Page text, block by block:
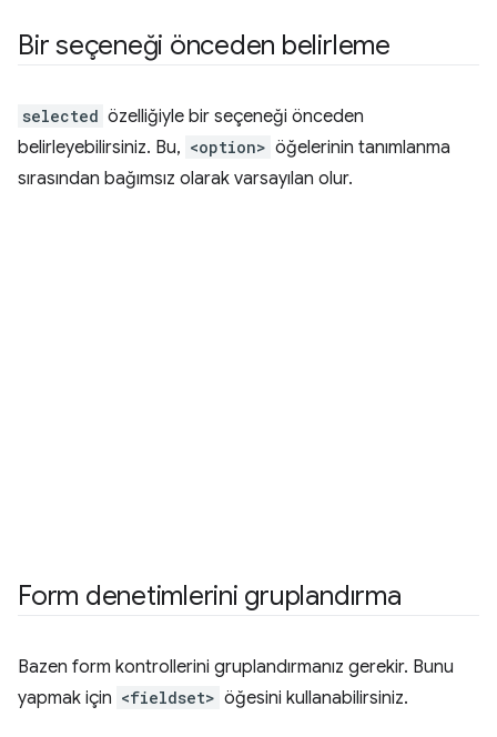
Bir seçeneği önceden belirleme
selected özelliğiyle bir seçeneği önceden
belirleyebilirsiniz. Bu, <option> öğelerinin tanımlanma
sırasından bağımsız olarak varsayılan olur.
Form denetimlerini gruplandırma
Bazen form kontrollerini gruplandırmanız gerekir. Bunu
yapmak için <fieldset> öğesini kullanabilirsiniz.